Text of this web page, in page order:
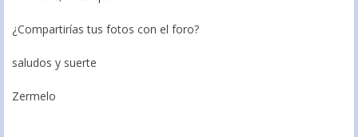
¿Compartirías tus fotos con el foro?
saludos y suerte
Zermelo